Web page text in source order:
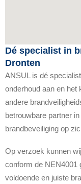
Dé specialist in
Dronten
ANSUL is dé
onderhoud aan en het
andere
betrouwbare partner
brandbeveiliging op
Op verzoek kunnen
conform de NEN4001
voldoende en juiste